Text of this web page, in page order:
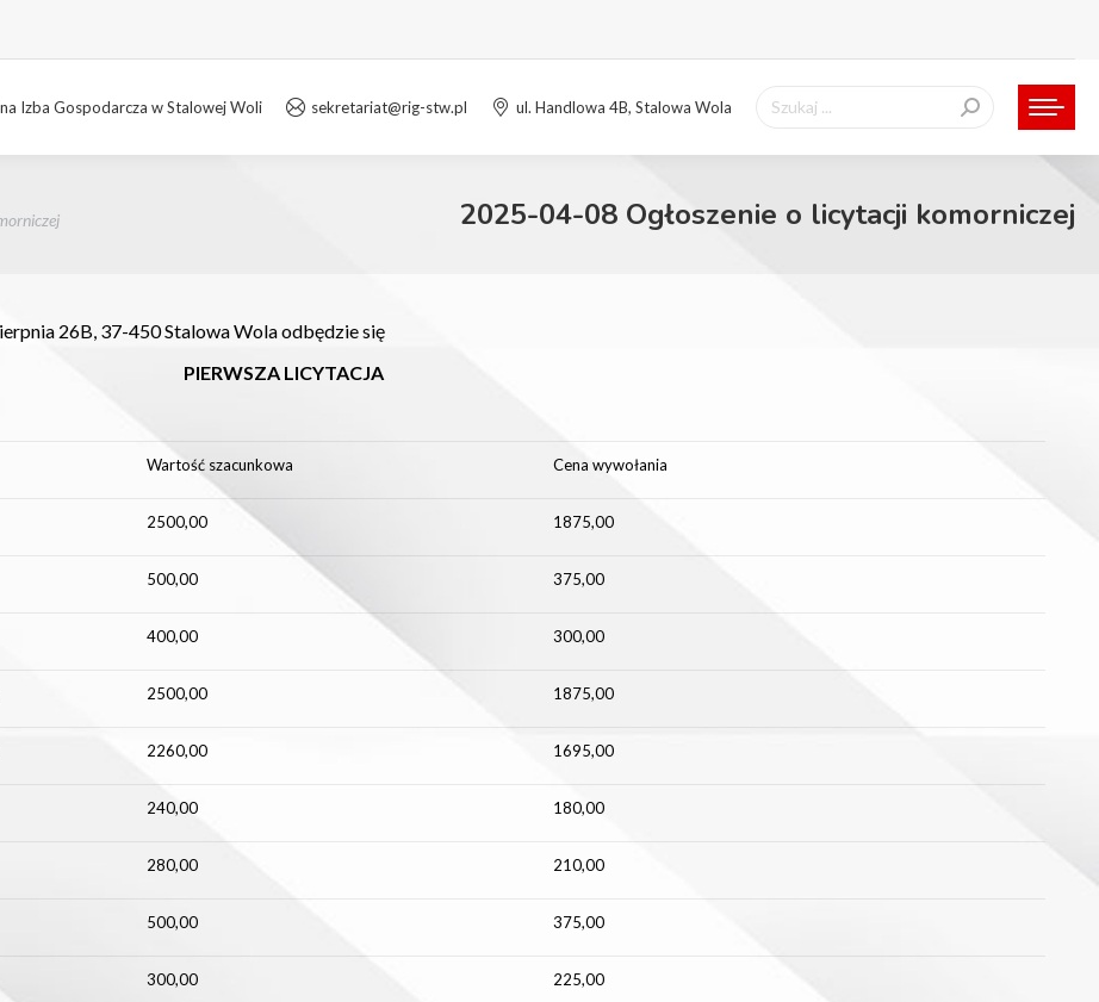
Izba Gospodarcza w Stalowej Woli sekretariat@rig-stw.pl ul. Handlowa 4B, Stalowa Wola Szukaj:
2025-04-08 Ogłoszenie o licytacji komorniczej
26B, 37-450 Stalowa Wola odbędzie się
PIERWSZA LICYTACJA
Wartość szacunkowa Cena wywołania
2500,00 1875,00
500,00 375,00
400,00 300,00
2500,00 1875,00
2260,00 1695,00
240,00 180,00
280,00 210,00
500,00 375,00
300,00 225,00